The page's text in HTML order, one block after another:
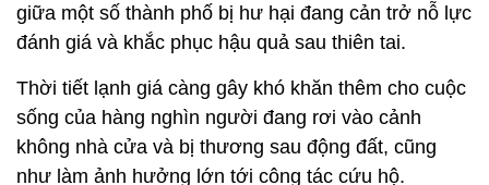
giữa một số thành phố bị hư hại đang cản trở nỗ lực
đánh giá và khắc phục hậu quả sau thiên tai.
Thời tiết lạnh giá càng gây khó khăn thêm cho cuộc
sống của hàng nghìn người đang rơi vào cảnh
không nhà cửa và bị thương sau động đất, cũng
như làm ảnh hưởng lớn tới công tác cứu hộ.